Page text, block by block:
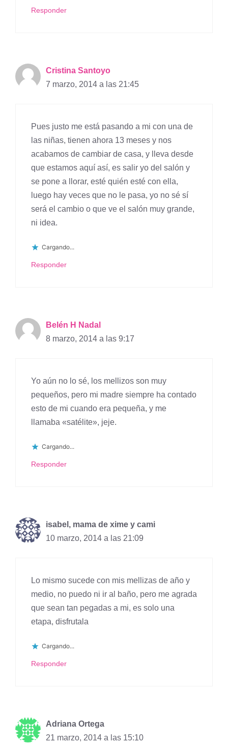
Responder
Cristina Santoyo
7 marzo, 2014 a las 21:45
Pues justo me está pasando a mi con una de
las niñas, tienen ahora 13 meses y nos
acabamos de cambiar de casa, y lleva desde
que estamos aquí así, es salir yo del salón y
se pone a llorar, esté quién esté con ella,
luego hay veces que no le pasa, yo no sé sí
será el cambio o que ve el salón muy grande,
ni idea.
Cargando...
Responder
Belén H Nadal
8 marzo, 2014 a las 9:17
Yo aún no lo sé, los mellizos son muy
pequeños, pero mi madre siempre ha contado
esto de mi cuando era pequeña, y me
llamaba «satélite», jeje.
Cargando...
Responder
isabel, mama de xime y cami
10 marzo, 2014 a las 21:09
Lo mismo sucede con mis mellizas de año y
medio, no puedo ni ir al baño, pero me agrada
que sean tan pegadas a mi, es solo una
etapa, disfrutala
Cargando...
Responder
Adriana Ortega
21 marzo, 2014 a las 15:10